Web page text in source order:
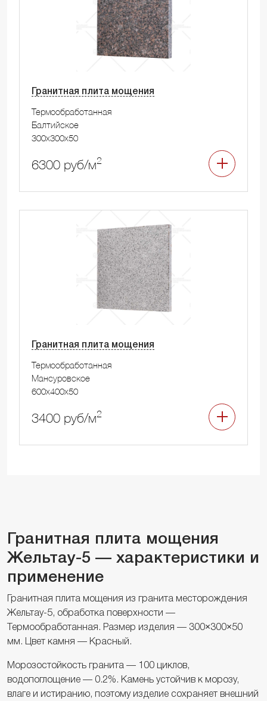
Гранитная плита мощения
Термообработанная
Балтийское
300x300x50
6300 руб/м2
Гранитная плита мощения
Термообработанная
Мансуровское
600x400x50
3400 руб/м2
Гранитная плита мощения
Жельтау-5 — характеристики и
применение
Гранитная плита мощения из гранита месторождения
Жельтау-5, обработка поверхности —
Термообработанная. Размер изделия — 300×300×50
мм. Цвет камня — Красный.
Морозостойкость гранита — 100 циклов,
водопоглощение — 0.2%. Камень устойчив к морозу,
влаге и истиранию, поэтому изделие сохраняет внешний